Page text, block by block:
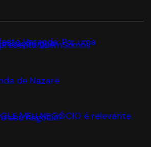
Varanda: Por uma
que
de Nazaré
MEU NEGÓCIO é relevante
seu negócio?